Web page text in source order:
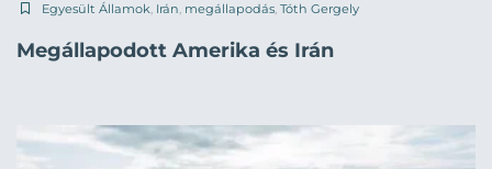
Egyesült Államok, Irán, megállapodás, Tóth Gergely
Megállapodott Amerika és Irán